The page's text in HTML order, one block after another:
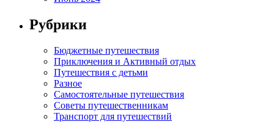
Рубрики
Бюджетные путешествия
Приключения и Активный отдых
Путешествия с детьми
Разное
Самостоятельные путешествия
Советы путешественникам
Транспорт для путешествий